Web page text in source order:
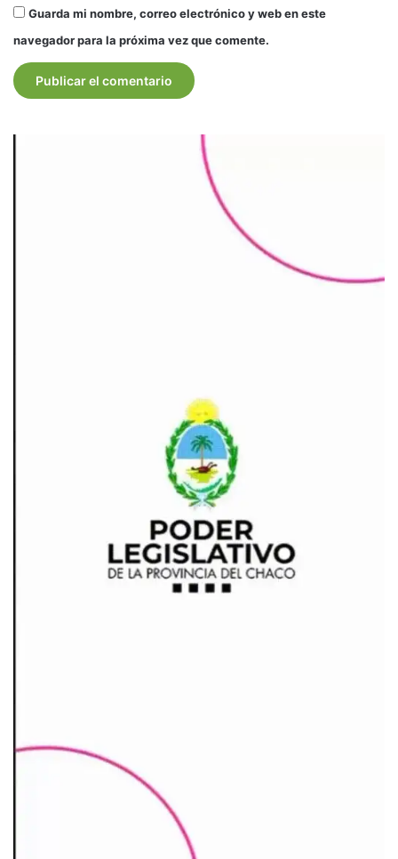
Guarda mi nombre, correo electrónico y web en este
navegador para la próxima vez que comente.